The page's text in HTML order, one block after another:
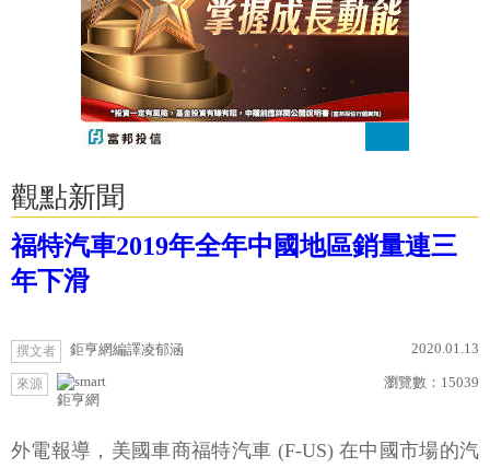
觀點新聞
福特汽車2019年全年中國地區銷量連三
年下滑
撰文者 鉅亨網編譯凌郁涵 2020.01.13
來源
鉅亨網
瀏覽數： 15039
外電報導，美國車商福特汽車 (F-US) 在中國市場的汽